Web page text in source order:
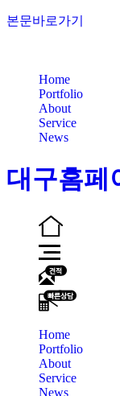
본문바로가기
Home
Portfolio
About
Service
News
대구홈페
Home
Portfolio
About
Service
News